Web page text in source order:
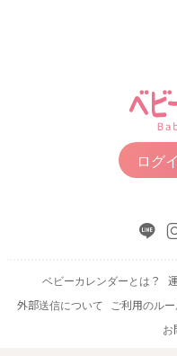
ログ
ベビーカレンダーとは？
外部送信について
ご利用のル
お